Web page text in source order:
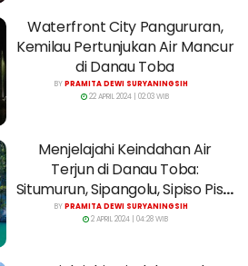
Waterfront City Pangururan,
Kemilau Pertunjukan Air Mancur
di Danau Toba
BYPRAMITA DEWI SURYANINGSIH
22 APRIL 2024 | 02:03 WIB
Menjelajahi Keindahan Air
Terjun di Danau Toba:
Situmurun, Sipangolu, Sipiso Piso,
dan Janji
BYPRAMITA DEWI SURYANINGSIH
2 APRIL 2024 | 04:28 WIB